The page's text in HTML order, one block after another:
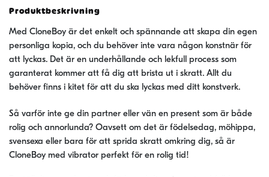
Produktbeskrivning
Med CloneBoy är det enkelt och spännande att skapa din egen
personliga kopia, och du behöver inte vara någon konstnär för
att lyckas. Det är en underhållande och lekfull process som
garanterat kommer att få dig att brista ut i skratt. Allt du
behöver finns i kitet för att du ska lyckas med ditt konstverk.
Så varför inte ge din partner eller vän en present som är både
rolig och annorlunda? Oavsett om det är födelsedag, möhippa,
svensexa eller bara för att sprida skratt omkring dig, så är
CloneBoy med vibrator perfekt för en rolig tid!